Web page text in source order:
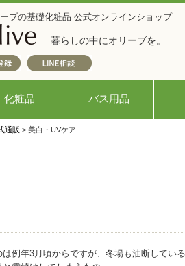
ブの基礎化粧品 公式オンラインショップ
暮らしの中にオリーブを。
化粧品 バス用品
通販 > 美白・UVケア
例年3月頃からですが、冬場も油断してい